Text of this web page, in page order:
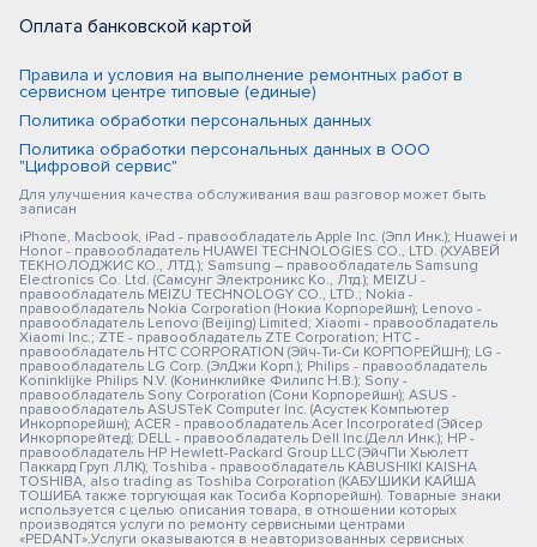
Оплата банковской картой
Правила и условия на выполнение ремонтных работ в
сервисном центре типовые (единые)
Политика обработки персональных данных
Политика обработки персональных данных в ООО
"Цифровой сервис"
Для улучшения качества обслуживания ваш разговор может быть
записан
iPhone, Macbook, iPad - правообладатель Apple Inc. (Эпл Инк.); Huawei и
Honor - правообладатель HUAWEI TECHNOLOGIES CO., LTD. (ХУАВЕЙ
ТЕКНОЛОДЖИС КО., ЛТД.); Samsung – правообладатель Samsung
Electronics Co. Ltd. (Самсунг Электроникс Ко., Лтд.); MEIZU -
правообладатель MEIZU TECHNOLOGY CO., LTD.; Nokia -
правообладатель Nokia Corporation (Нокиа Корпорейшн); Lenovo -
правообладатель Lenovo (Beijing) Limited; Xiaomi - правообладатель
Xiaomi Inc.; ZTE - правообладатель ZTE Corporation; HTC -
правообладатель HTC CORPORATION (Эйч-Ти-Си КОРПОРЕЙШН); LG -
правообладатель LG Corp. (ЭлДжи Корп.); Philips - правообладатель
Koninklijke Philips N.V. (Конинклийке Филипс Н.В.); Sony -
правообладатель Sony Corporation (Сони Корпорейшн); ASUS -
правообладатель ASUSTeK Computer Inc. (Асустек Компьютер
Инкорпорейшн); ACER - правообладатель Acer Incorporated (Эйсер
Инкорпорейтед); DELL - правообладатель Dell Inc.(Делл Инк.); HP -
правообладатель HP Hewlett-Packard Group LLC (ЭйчПи Хьюлетт
Паккард Груп ЛЛК); Toshiba - правообладатель KABUSHIKI KAISHA
TOSHIBA, also trading as Toshiba Corporation (КАБУШИКИ КАЙША
ТОШИБА также торгующая как Тосиба Корпорейшн). Товарные знаки
используется с целью описания товара, в отношении которых
производятся услуги по ремонту сервисными центрами
«PEDANT».Услуги оказываются в неавторизованных сервисных